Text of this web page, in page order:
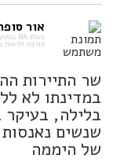
אור
עורכת חדשות
שר התיירות
במדינתו לא
בלילה, בעיקר
שנשים
של היממה